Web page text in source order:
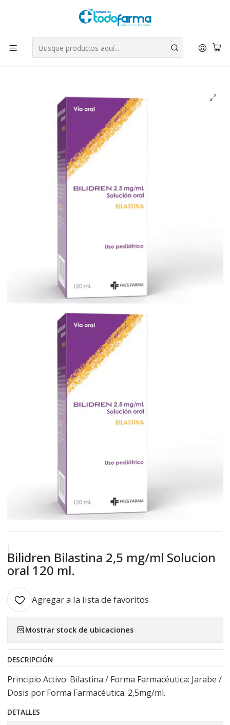
Tus compras tienen envío GRATIS por Rappi - Atención exclusiva
para Chile | WhatsApp +56
Leer más
Inicio Medicamentos
Bilidren Bilastina 2,5 mg/ml Solucion oral 120 ml.
|
Bilidren Bilastina 2,5 mg/ml Solucion
oral 120 ml.
Agregar a la lista de favoritos
Mostrar stock de ubicaciones
DESCRIPCIÓN
Principio Activo: Bilastina / Forma Farmacéutica: Jarabe /
Dosis por Forma Farmacéutica: 2,5mg/ml.
DETALLES